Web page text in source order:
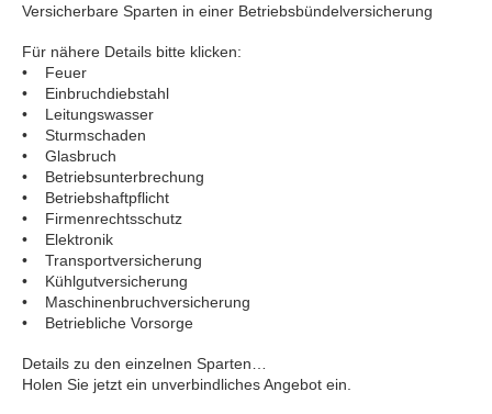
Versicherbare Sparten in einer Betriebsbündelversicherung
Für nähere Details bitte klicken:
• Feuer
• Einbruchdiebstahl
• Leitungswasser
• Sturmschaden
• Glasbruch
• Betriebsunterbrechung
• Betriebshaftpflicht
• Firmenrechtsschutz
• Elektronik
• Transportversicherung
• Kühlgutversicherung
• Maschinenbruchversicherung
• Betriebliche Vorsorge
Details zu den einzelnen Sparten…
Holen Sie jetzt ein unverbindliches Angebot ein.